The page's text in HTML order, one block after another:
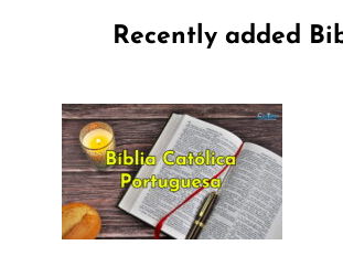
Recently added